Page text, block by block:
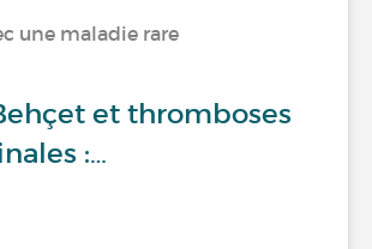
une maladie rare
et thromboses
:…